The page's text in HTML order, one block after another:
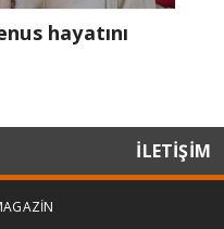
hayatını
İLETİŞİM